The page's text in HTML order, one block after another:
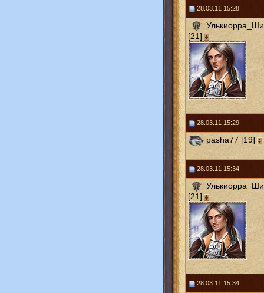
28.03.11 15:28
[21]
28.03.11 15:29
pasha77 [19]
28.03.11 15:34
[21]
28.03.11 15:34